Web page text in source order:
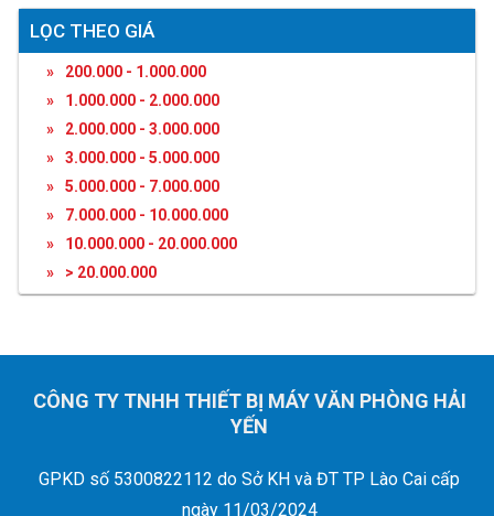
LỌC THEO GIÁ
200.000 - 1.000.000
1.000.000 - 2.000.000
2.000.000 - 3.000.000
3.000.000 - 5.000.000
5.000.000 - 7.000.000
7.000.000 - 10.000.000
10.000.000 - 20.000.000
> 20.000.000
CÔNG TY TNHH THIẾT BỊ MÁY VĂN PHÒNG HẢI
YẾN
GPKD số 5300822112 do Sở KH và ĐT TP Lào Cai cấp
ngày 11/03/2024
ĐĂNG KÝ TƯ VẤN
Họ và tên
Nhu cầu cần tư vấn